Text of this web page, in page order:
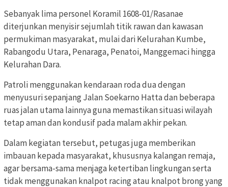
Sebanyak lima personel Koramil 1608-01/Rasanae
diterjunkan menyisir sejumlah titik rawan dan kawasan
permukiman masyarakat, mulai dari Kelurahan Kumbe,
Rabangodu Utara, Penaraga, Penatoi, Manggemaci hingga
Kelurahan Dara.
Patroli menggunakan kendaraan roda dua dengan
menyusuri sepanjang Jalan Soekarno Hatta dan beberapa
ruas jalan utama lainnya guna memastikan situasi wilayah
tetap aman dan kondusif pada malam akhir pekan.
Dalam kegiatan tersebut, petugas juga memberikan
imbauan kepada masyarakat, khususnya kalangan remaja,
agar bersama-sama menjaga ketertiban lingkungan serta
tidak menggunakan knalpot racing atau knalpot brong yang